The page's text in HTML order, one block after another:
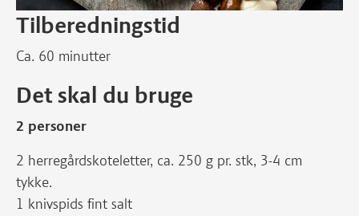
Tilberedningstid
Ca. 60 minutter
Det skal du bruge
2 personer
2 herregårdskoteletter, ca. 250 g pr. stk, 3-4 cm
tykke.
1 knivspids fint salt